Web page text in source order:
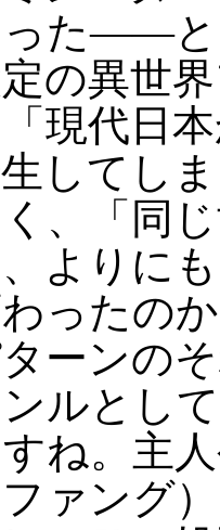
た――と
の異世
現代日
してし
、「同
よりに
ったの
ーンの
ルとし
ね。主
ァング